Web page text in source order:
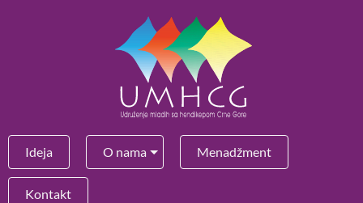
Ideja O nama Menadžment
Kontakt